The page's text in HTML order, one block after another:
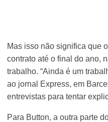
Mas isso não significa que
contrato até o final do ano,
trabalho. “Ainda é um
ao jornal Express, em
entrevistas para tentar
Para Button, a outra parte